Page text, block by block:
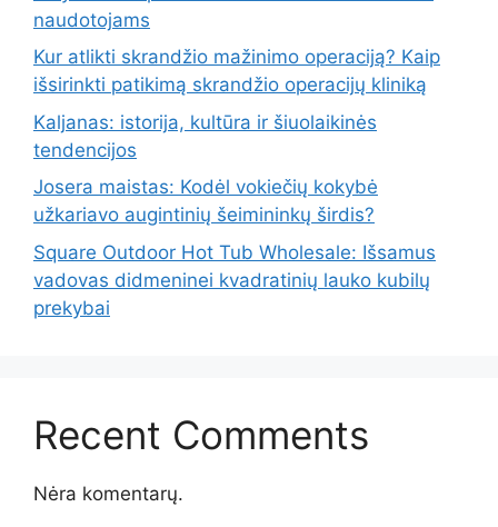
naudotojams
Kur atlikti skrandžio mažinimo operaciją? Kaip
išsirinkti patikimą skrandžio operacijų kliniką
Kaljanas: istorija, kultūra ir šiuolaikinės
tendencijos
Josera maistas: Kodėl vokiečių kokybė
užkariavo augintinių šeimininkų širdis?
Square Outdoor Hot Tub Wholesale: Išsamus
vadovas didmeninei kvadratinių lauko kubilų
prekybai
Recent Comments
Nėra komentarų.